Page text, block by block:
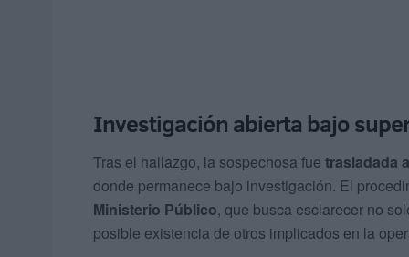
Investigación abierta bajo
Tras el hallazgo, la sospechosa fue trasladada
donde permanece bajo investigación. El
Ministerio Público, que busca esclarecer no
posible existencia de otros implicados en la